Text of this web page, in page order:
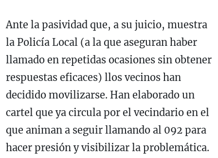
Ante la pasividad que, a su juicio, muestra
la Policía Local (a la que aseguran haber
llamado en repetidas ocasiones sin obtener
respuestas eficaces) llos vecinos han
decidido movilizarse. Han elaborado un
cartel que ya circula por el vecindario en el
que animan a seguir llamando al 092 para
hacer presión y visibilizar la problemática.